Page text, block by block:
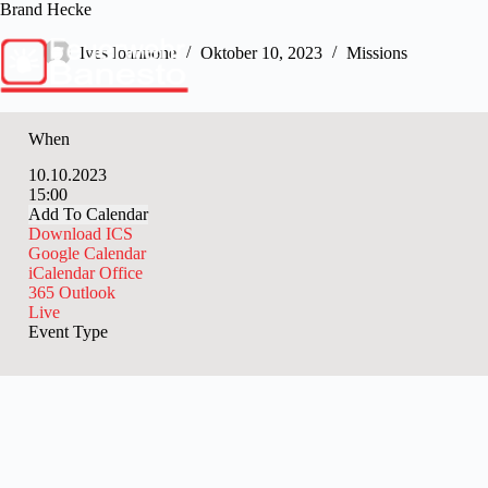
Skip
content
Brand Hecke
Ives Ioannone Oktober 10, 2023 Missions
When
10.10.2023
15:00
Add To Calendar
Download ICS
Google Calendar
iCalendar Office
365 Outlook
Live
Event Type